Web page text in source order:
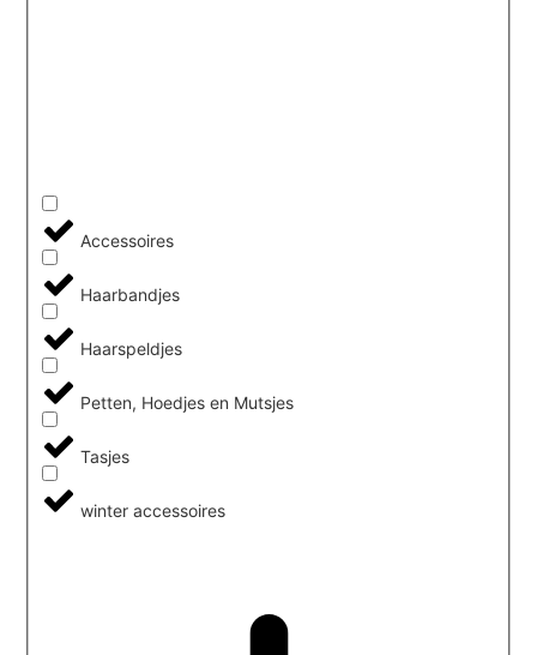
Accessoires
Haarbandjes
Haarspeldjes
Petten, Hoedjes en Mutsjes
Tasjes
winter accessoires